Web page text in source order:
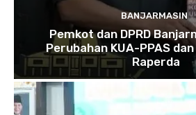
BANJARMASIN
Pemkot dan DPRD
Perubahan KUA-PPAS
Raperda